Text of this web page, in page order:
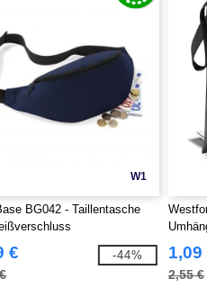
W1
BG042 - Taillentasche
€ -44% 1,09
2,55 €